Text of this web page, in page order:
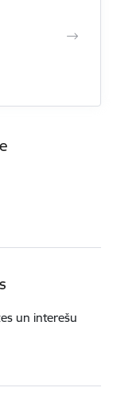
un interešu